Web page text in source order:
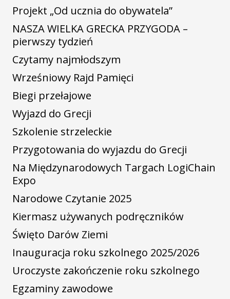
Projekt „Od ucznia do obywatela”
NASZA WIELKA GRECKA PRZYGODA –
pierwszy tydzień
Czytamy najmłodszym
Wrześniowy Rajd Pamięci
Biegi przełajowe
Wyjazd do Grecji
Szkolenie strzeleckie
Przygotowania do wyjazdu do Grecji
Na Międzynarodowych Targach LogiChain
Expo
Narodowe Czytanie 2025
Kiermasz używanych podręczników
Święto Darów Ziemi
Inauguracja roku szkolnego 2025/2026
Uroczyste zakończenie roku szkolnego
Egzaminy zawodowe